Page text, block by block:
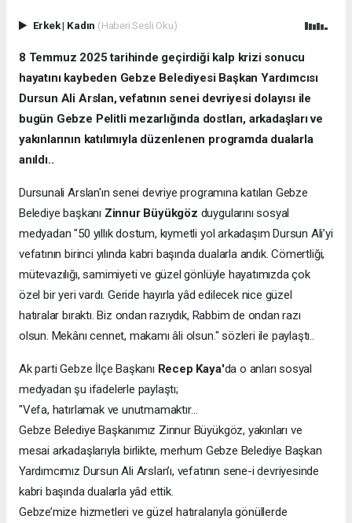
Erkek| Kadın (Haberi Sesli Oku)
8 Temmuz 2025 tarihinde geçirdiği kalp krizi sonucu
hayatını kaybeden Gebze Belediyesi Başkan Yardımcısı
Dursun Ali Arslan, vefatının senei devriyesi dolayısı ile
bugün Gebze Pelitli mezarlığında dostları, arkadaşları ve
yakınlarının katılımıyla düzenlenen programda dualarla
anıldı..
Dursunali Arslan'ın senei devriye programına katılan Gebze
Belediye başkanı Zinnur Büyükgöz duygularını sosyal
medyadan "50 yıllık dostum, kıymetli yol arkadaşım Dursun Ali’yi
vefatının birinci yılında kabri başında dualarla andık. Cömertliği,
mütevazılığı, samimiyeti ve güzel gönlüyle hayatımızda çok
özel bir yeri vardı. Geride hayırla yâd edilecek nice güzel
hatıralar bıraktı. Biz ondan razıydık, Rabbim de ondan razı
olsun. Mekânı cennet, makamı âli olsun." sözleri ile paylaştı..
Ak parti Gebze İlçe Başkanı Recep Kaya'da o anları sosyal
medyadan şu ifadelerle paylaştı;
"Vefa, hatırlamak ve unutmamaktır…
Gebze Belediye Başkanımız Zinnur Büyükgöz, yakınları ve
mesai arkadaşlarıyla birlikte, merhum Gebze Belediye Başkan
Yardımcımız Dursun Ali Arslan’ı, vefatının sene-i devriyesinde
kabri başında dualarla yâd ettik.
Gebze’mize hizmetleri ve güzel hatıralarıyla gönüllerde